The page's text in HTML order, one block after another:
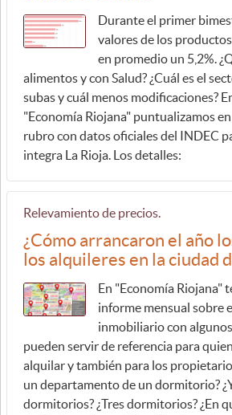
Durante el primer
valores de los
en promedio un 5,2%.
alimentos y con Salud? ¿Cuál es el
subas y cuál menos modificaciones?
"Economía Riojana" puntualizamos
rubro con datos oficiales del INDEC
integra La Rioja. Los detalles:
Relevamiento de precios.
¿Cómo arrancaron el año
los alquileres en la ciudad
En "Economía Riojana"
informe mensual sobre
inmobiliario con
pueden servir de referencia para
alquilar y también para los
un departamento de un dormitorio?
dormitorios? ¿Tres dormitorios? ¿En